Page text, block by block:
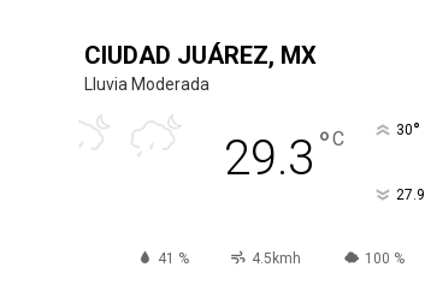
CIUDAD JUÁREZ, MX
Lluvia Moderada
29.3 °C 30°
27.9
41 % 4.5kmh 100 %